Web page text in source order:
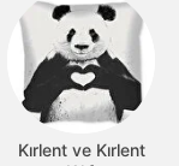
Kırlent ve Kırlent